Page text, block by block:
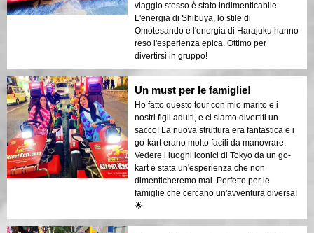
viaggio stesso è stato indimenticabile.
L'energia di Shibuya, lo stile di
Omotesando e l'energia di Harajuku hanno
reso l'esperienza epica. Ottimo per
divertirsi in gruppo!
Un must per le famiglie!
Ho fatto questo tour con mio marito e i
nostri figli adulti, e ci siamo divertiti un
sacco! La nuova struttura era fantastica e i
go-kart erano molto facili da manovrare.
Vedere i luoghi iconici di Tokyo da un go-
kart è stata un'esperienza che non
dimenticheremo mai. Perfetto per le
famiglie che cercano un'avventura diversa!
🌟